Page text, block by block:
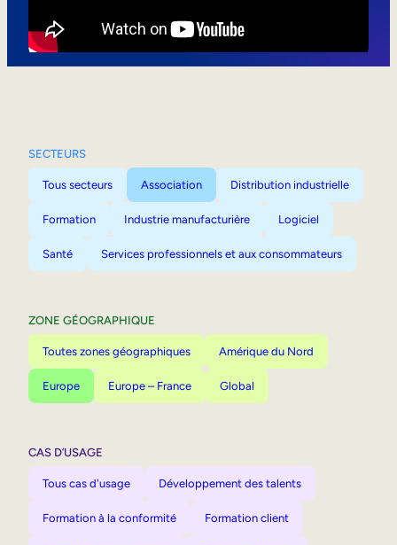
SECTEURS
Tous secteurs Association Distribution industrielle
Formation Industrie manufacturière Logiciel
Santé Services professionnels et aux consommateurs
ZONE GÉOGRAPHIQUE
Toutes zones géographiques Amérique du Nord
Europe Europe – France Global
CAS D’USAGE
Tous cas d'usage Développement des talents
Formation à la conformité Formation client